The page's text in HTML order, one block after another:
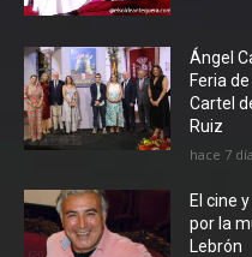
Ángel
Feria
Cartel
Ruiz
hace 7
El cine
por la
Lebrón